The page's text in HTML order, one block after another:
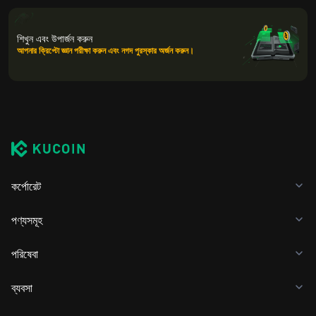
শিখুন এবং উপার্জন করুন
আপনার ক্রিপ্টো জ্ঞান পরীক্ষা করুন এবং নগদ পুরস্কার অর্জন করুন।
কর্পোরেট
পণ্যসমূহ
পরিষেবা
ব্যবসা